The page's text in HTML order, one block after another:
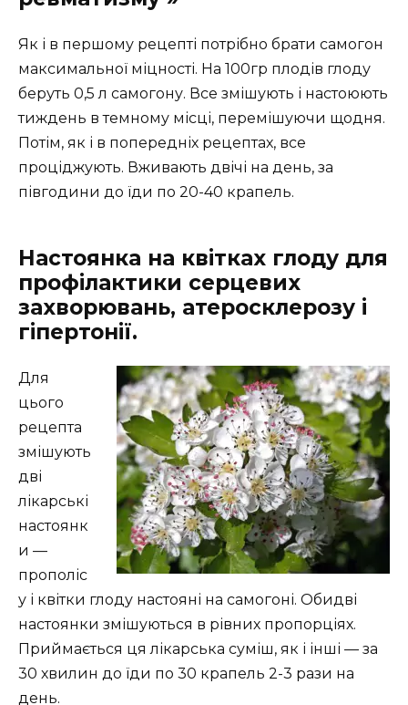
Як і в першому рецепті потрібно брати самогон
максимальної міцності. На 100гр плодів глоду
беруть 0,5 л самогону. Все змішують і настоюють
тиждень в темному місці, перемішуючи щодня.
Потім, як і в попередніх рецептах, все
проціджують. Вживають двічі на день, за
півгодини до їди по 20-40 крапель.
Настоянка на квітках глоду для
профілактики серцевих
захворювань, атеросклерозу і
гіпертонії.
Для
цього
рецепта
змішують
дві
лікарські
настоянк
и —
прополіс
у і квітки глоду настояні на самогоні. Обидві
настоянки змішуються в рівних пропорціях.
Приймається ця лікарська суміш, як і інші — за
30 хвилин до їди по 30 крапель 2-3 рази на
день.